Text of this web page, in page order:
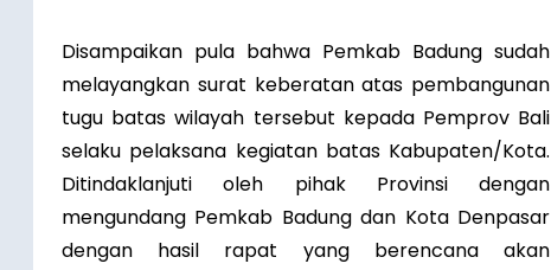
Disampaikan pula bahwa Pemkab Badung sudah
melayangkan surat keberatan atas pembangunan
tugu batas wilayah tersebut kepada Pemprov Bali
selaku pelaksana kegiatan batas Kabupaten/Kota.
Ditindaklanjuti oleh pihak Provinsi dengan
mengundang Pemkab Badung dan Kota Denpasar
dengan hasil rapat yang berencana akan